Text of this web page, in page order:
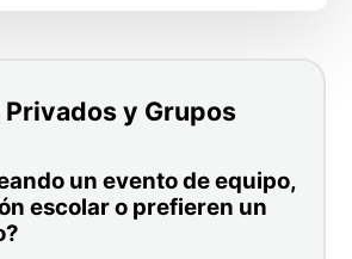
Privados y Grupos
un evento de equipo,
escolar o prefieren un